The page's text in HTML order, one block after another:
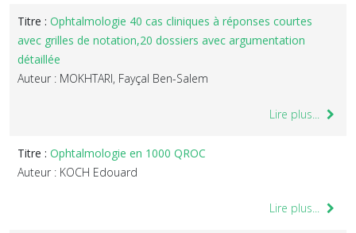
Titre : Ophtalmologie 40 cas cliniques à réponses courtes
avec grilles de notation,20 dossiers avec argumentation
détaillée
Auteur : MOKHTARI, Fayçal Ben-Salem
Lire plus...
Titre : Ophtalmologie en 1000 QROC
Auteur : KOCH Edouard
Lire plus...